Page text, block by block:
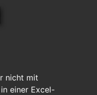
nicht mit
einer Excel-